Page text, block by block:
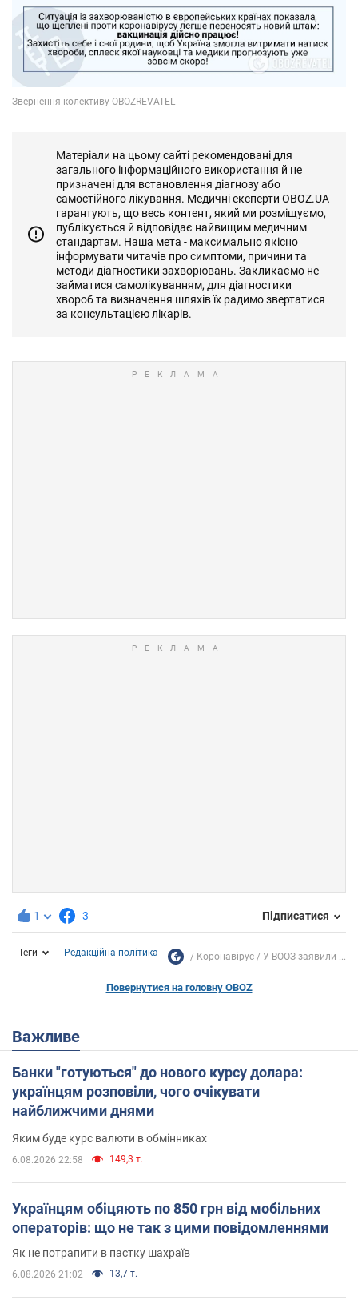
Матеріали на цьому сайті рекомендовані для
загального інформаційного використання й не
призначені для встановлення діагнозу або
самостійного лікування. Медичні експерти OBOZ.UA
гарантують, що весь контент, який ми розміщуємо,
публікується й відповідає найвищим медичним
стандартам. Наша мета - максимально якісно
інформувати читачів про симптоми, причини та
методи діагностики захворювань. Закликаємо не
займатися самолікуванням, для діагностики
хвороб та визначення шляхів їх радимо звертатися
за консультацією лікарів.
1 3 Підписатися
Теги Редакційна політика Коронавірус У ВООЗ заявили ...
Повернутися на головну OBOZ
Важливе
Банки "готуються" до нового курсу долара:
українцям розповіли, чого очікувати
найближчими днями
Яким буде курс валюти в обмінниках
6.08.2026 22:58 149,3 т.
Українцям обіцяють по 850 грн від мобільних
операторів: що не так з цими повідомленнями
Як не потрапити в пастку шахраїв
6.08.2026 21:02 13,7 т.